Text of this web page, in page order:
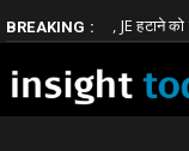
BREAKING :
एक्शन, JE हटाने को कहा